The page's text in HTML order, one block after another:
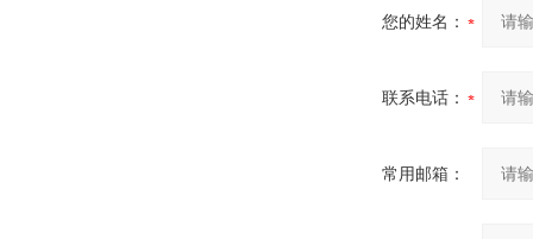
您的姓名：
联系电话：
常用邮箱：